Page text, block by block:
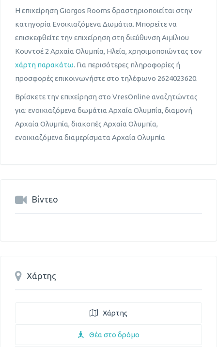
Η επιχείρηση Giorgos Rooms δραστηριοποιείται στην
κατηγορία Ενοικιαζόμενα Δωμάτια. Μπορείτε να
επισκεφθείτε την επιχείρηση στη διεύθυνση Αιμίλιου
Κουντσέ 2 Αρχαία Ολυμπία, Ηλεία, χρησιμοποιώντας τον
χάρτη παρακάτω. Για περισότερες πληροφορίες ή
προσφορές επικοινωνήστε στο τηλέφωνο 2624023620.
Βρίσκετε την επιχείρηση στο VresOnline αναζητώντας
για: ενοικιαζόμενα δωμάτια Αρχαία Ολυμπία, διαμονή
Αρχαία Ολυμπία, διακοπές Αρχαία Ολυμπία,
ενοικιαζόμενα διαμερίσματα Αρχαία Ολυμπία
Βίντεο
Χάρτης
Χάρτης
Θέα στο δρόμο